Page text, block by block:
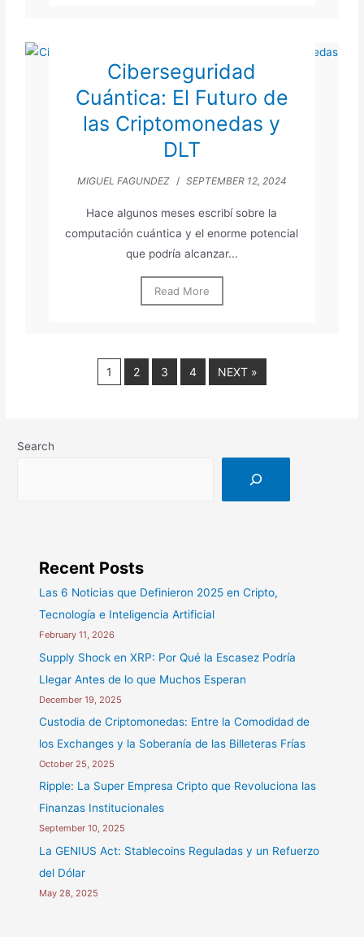
Ciberseguridad
Cuántica: El Futuro de
las Criptomonedas y
DLT
MIGUEL FAGUNDEZ / SEPTEMBER 12, 2024
Hace algunos meses escribí sobre la
computación cuántica y el enorme potencial
que podría alcanzar...
Read More
1 2 3 4 NEXT »
Search
Recent Posts
Las 6 Noticias que Definieron 2025 en Cripto,
Tecnología e Inteligencia Artificial
February 11, 2026
Supply Shock en XRP: Por Qué la Escasez Podría
Llegar Antes de lo que Muchos Esperan
December 19, 2025
Custodia de Criptomonedas: Entre la Comodidad de
los Exchanges y la Soberanía de las Billeteras Frías
October 25, 2025
Ripple: La Super Empresa Cripto que Revoluciona las
Finanzas Institucionales
September 10, 2025
La GENIUS Act: Stablecoins Reguladas y un Refuerzo
del Dólar
May 28, 2025